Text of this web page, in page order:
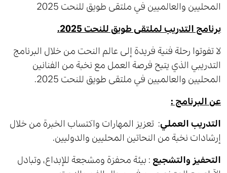
المحليين والعالميين في ملتقى طويق للنحت 2025
برنامج التدريب لملتقى طويق للنحت 2025.
لا تفوتوا رحلة فنية فريدة إلى عالم النحت من خلال البرنامج
التدريبي الذي يتيح فرصة العمل مع نخبة من الفنانين
المحليين والعالميين في ملتقى طويق للنحت 2025.
عن البرنامج :
التدريب العملي: تعزيز المهارات واكتساب الخبرة من خلال
إرشادات نخبة من النحاتين المحليين والدوليين.
التحفيز والتشجيع : بيئة محفزة ومشجعة للإبداع، وتبادل